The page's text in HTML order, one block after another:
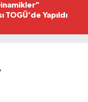
TOGÜ’de Yapıldı